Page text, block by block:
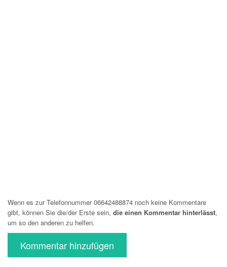
Wenn es zur Telefonnummer 06642488874 noch keine Kommentare
gibt, können Sie die/der Erste sein, die einen Kommentar hinterlässt,
um so den anderen zu helfen.
Kommentar hinzufügen